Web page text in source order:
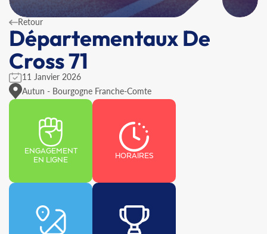
Retour
Départementaux De
Cross 71
11 Janvier 2026
Autun - Bourgogne Franche-Comte
ENGAGEMENT
EN LIGNE
HORAIRES